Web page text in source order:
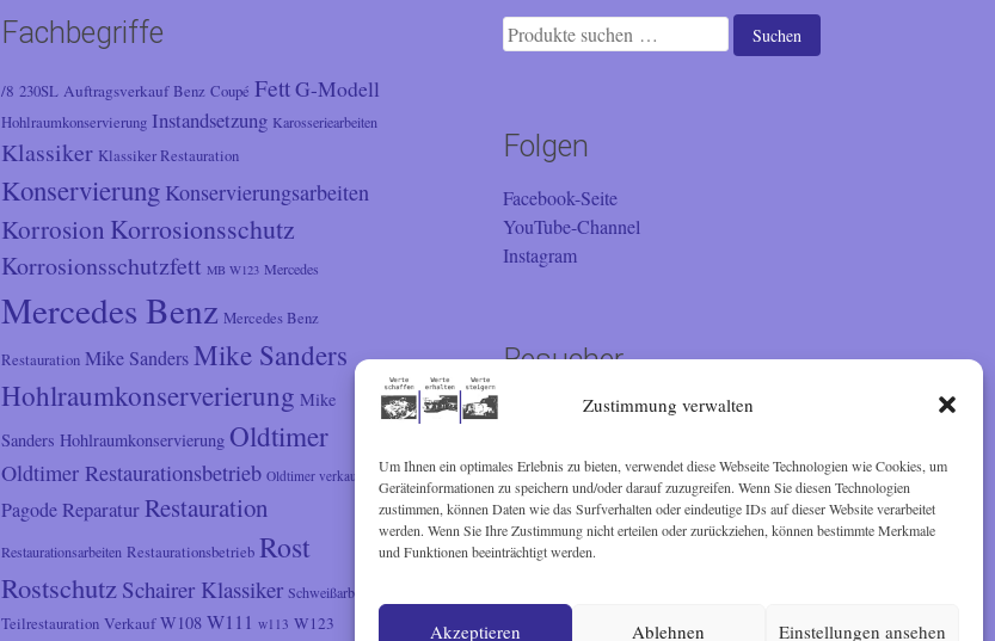
Zustimmung verwalten
Um Ihnen ein optimales Erlebnis zu bieten, verwendet diese Webseite Technologien wie Cookies, um
Geräteinformationen zu speichern und/oder darauf zuzugreifen. Wenn Sie diesen Technologien
zustimmen, können Daten wie das Surfverhalten oder eindeutige IDs auf dieser Website verarbeitet
werden. Wenn Sie Ihre Zustimmung nicht erteilen oder zurückziehen, können bestimmte Merkmale
und Funktionen beeinträchtigt werden.
Akzeptieren Ablehnen Einstellungen ansehen
Fachbegriffe
/8 230SL Auftragsverkauf Benz Coupé FettG-Modell
Hohlraumkonservierung Instandsetzung Karosseriearbeiten
Klassiker Klassiker Restauration
Konservierung Konservierungsarbeiten
Korrosion Korrosionsschutz
Korrosionsschutzfett MB W123 Mercedes
Mercedes Benz Mercedes Benz
Restauration Mike SandersMike Sanders
Hohlraumkonserverierung Mike
Sanders Hohlraumkonservierung Oldtimer
Oldtimer Restaurationsbetrieb Oldtimer verkauf
PagodeReparaturRestauration
Restaurationsarbeiten Restaurationsbetrieb Rost
Rostschutz Schairer Klassiker Schweißarbeiten
Teilrestauration Verkauf W108 W111 w113 W123
Suchen
nach:
Suchen
Folgen
Facebook-Seite
YouTube-Channel
Instagram
Besucher
Sie sind seit 01.02.2001 der
Besucher. Vielen Dank!